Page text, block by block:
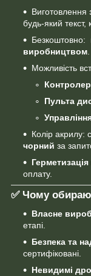
Виготовлення
будь-який текст,
Безкоштовно:
виробництвом.
Можливість
Пульта
Колір акрилу:
чорний за
Герметизація
оплату.
✅ Чому
Власне
етапі.
Безпека та
сертифіковані.
Невидимі